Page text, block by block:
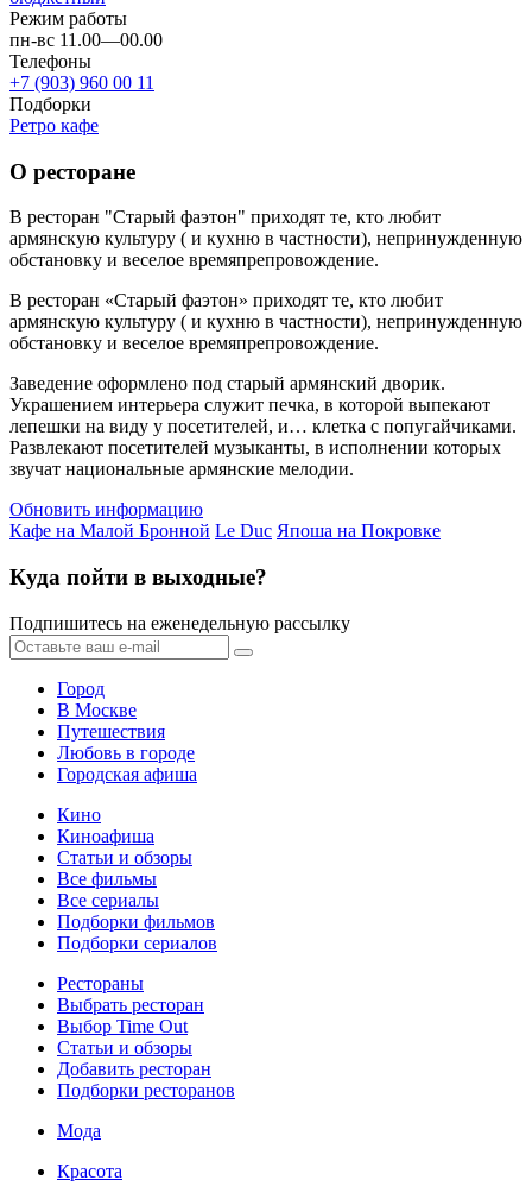
Режим работы
пн-вс 11.00—00.00
Телефоны
+7 (903) 960 00 11
Подборки
Ретро кафе
О ресторане
В ресторан "Старый фаэтон" приходят те, кто любит
армянскую культуру ( и кухню в частности), непринужденную
обстановку и веселое времяпрепровождение.
В ресторан «Старый фаэтон» приходят те, кто любит
армянскую культуру ( и кухню в частности), непринужденную
обстановку и веселое времяпрепровождение.
Заведение оформлено под старый армянский дворик.
Украшением интерьера служит печка, в которой выпекают
лепешки на виду у посетителей, и… клетка с попугайчиками.
Развлекают посетителей музыканты, в исполнении которых
звучат национальные армянские мелодии.
Обновить информацию
Кафе на Малой Бронной Le Duc Япоша на Покровке
Куда пойти в выходные?
Подпишитесь на еженедельную рассылку
Город
В Москве
Путешествия
Любовь в городе
Городская афиша
Кино
Киноафиша
Статьи и обзоры
Все фильмы
Все сериалы
Подборки фильмов
Подборки сериалов
Рестораны
Выбрать ресторан
Выбор Time Out
Статьи и обзоры
Добавить ресторан
Подборки ресторанов
Мода
Красота